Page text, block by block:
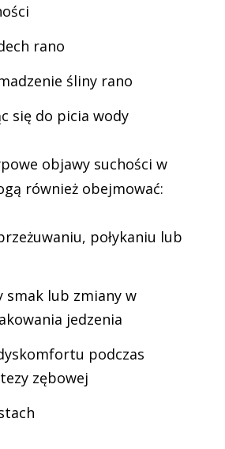
rano
śliny rano
się do picia wody
objawy suchości w
również obejmować:
połykaniu lub
smak lub zmiany w
jedzenia
podczas
zębowej